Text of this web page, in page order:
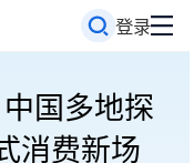
登录
国多地探
消费新场